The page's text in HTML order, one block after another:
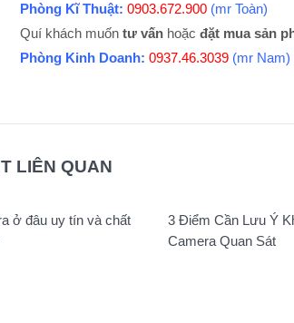
Phòng Kĩ Thuật: 0903.672.900 (mr Toàn)
Quí khách muốn tư vấn hoặc đặt mua sản
Phòng Kinh Doanh: 0937.46.3039 (mr Nam)
LIÊN QUAN
ở đâu uy tín và chất
3 Điểm Cần Lưu Ý
Camera Quan Sát